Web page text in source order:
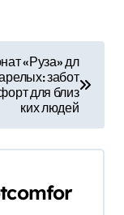
«Руза» дл
забот
для близ
ких людей